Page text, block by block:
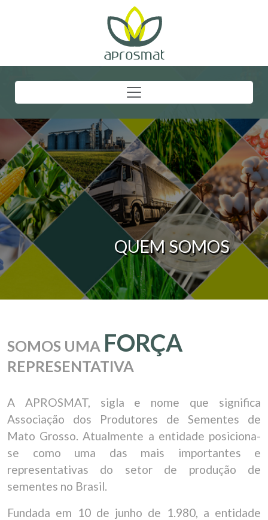
QUEM SOMOS
SOMOS UMA FORÇA
REPRESENTATIVA
A APROSMAT, sigla e nome que significa
Associação dos Produtores de Sementes de
Mato Grosso. Atualmente a entidade posiciona-
se como uma das mais importantes e
representativas do setor de produção de
sementes no Brasil.
Fundada em 10 de junho de 1.980, a entidade